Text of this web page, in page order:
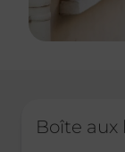
Boîte aux